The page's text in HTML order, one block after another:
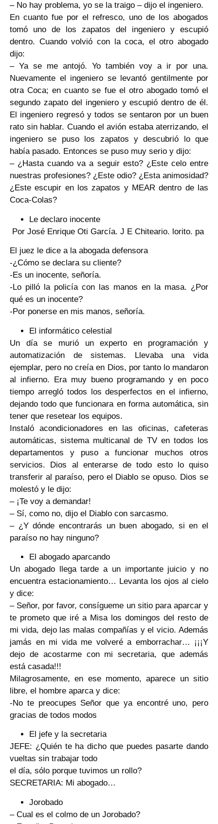
– No hay problema, yo se la traigo – dijo el ingeniero.
En cuanto fue por el refresco, uno de los abogados
tomó uno de los zapatos del ingeniero y escupió
dentro. Cuando volvió con la coca, el otro abogado
dijo:
– Ya se me antojó. Yo también voy a ir por una.
Nuevamente el ingeniero se levantó gentilmente por
otra Coca; en cuanto se fue el otro abogado tomó el
segundo zapato del ingeniero y escupió dentro de él.
El ingeniero regresó y todos se sentaron por un buen
rato sin hablar. Cuando el avión estaba aterrizando, el
ingeniero se puso los zapatos y descubrió lo que
había pasado. Entonces se puso muy serio y dijo:
– ¿Hasta cuando va a seguir esto? ¿Este celo entre
nuestras profesiones? ¿Este odio? ¿Esta animosidad?
¿Este escupir en los zapatos y MEAR dentro de las
Coca-Colas?
Le declaro inocente
Por José Enrique Oti García. J E Chiteario. lorito. pa
El juez le dice a la abogada defensora
-¿Cómo se declara su cliente?
-Es un inocente, señoría.
-Lo pilló la policía con las manos en la masa. ¿Por
qué es un inocente?
-Por ponerse en mis manos, señoría.
El informático celestial
Un día se murió un experto en programación y
automatización de sistemas. Llevaba una vida
ejemplar, pero no creía en Dios, por tanto lo mandaron
al infierno. Era muy bueno programando y en poco
tiempo arregló todos los desperfectos en el infierno,
dejando todo que funcionara en forma automática, sin
tener que resetear los equipos.
Instaló acondicionadores en las oficinas, cafeteras
automáticas, sistema multicanal de TV en todos los
departamentos y puso a funcionar muchos otros
servicios. Dios al enterarse de todo esto lo quiso
transferir al paraíso, pero el Diablo se opuso. Dios se
molestó y le dijo:
– ¡Te voy a demandar!
– Sí, como no, dijo el Diablo con sarcasmo.
– ¿Y dónde encontrarás un buen abogado, si en el
paraíso no hay ninguno?
El abogado aparcando
Un abogado llega tarde a un importante juicio y no
encuentra estacionamiento… Levanta los ojos al cielo
y dice:
– Señor, por favor, consígueme un sitio para aparcar y
te prometo que iré a Misa los domingos del resto de
mi vida, dejo las malas compañías y el vicio. Además
jamás en mi vida me volveré a emborrachar… ¡¡¡Y
dejo de acostarme con mi secretaria, que además
está casada!!!
Milagrosamente, en ese momento, aparece un sitio
libre, el hombre aparca y dice:
-No te preocupes Señor que ya encontré uno, pero
gracias de todos modos
El jefe y la secretaria
JEFE: ¿Quién te ha dicho que puedes pasarte dando
vueltas sin trabajar todo
el día, sólo porque tuvimos un rollo?
SECRETARIA: Mi abogado…
Jorobado
– Cual es el colmo de un Jorobado?